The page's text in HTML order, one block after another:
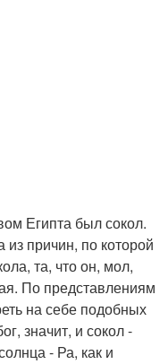
Египта был сокол.
из причин, по которой
та, что он, мол,
По представлениям
на себе подобных
значит, и сокол -
- Ра, как и